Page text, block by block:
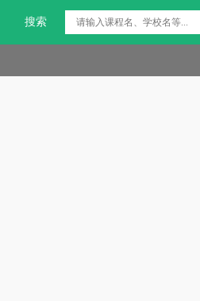
搜索